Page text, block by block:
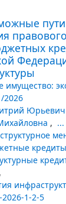
пути
имущество:
2026
Юрьевич
, ...
кредиты
,
1-2-5